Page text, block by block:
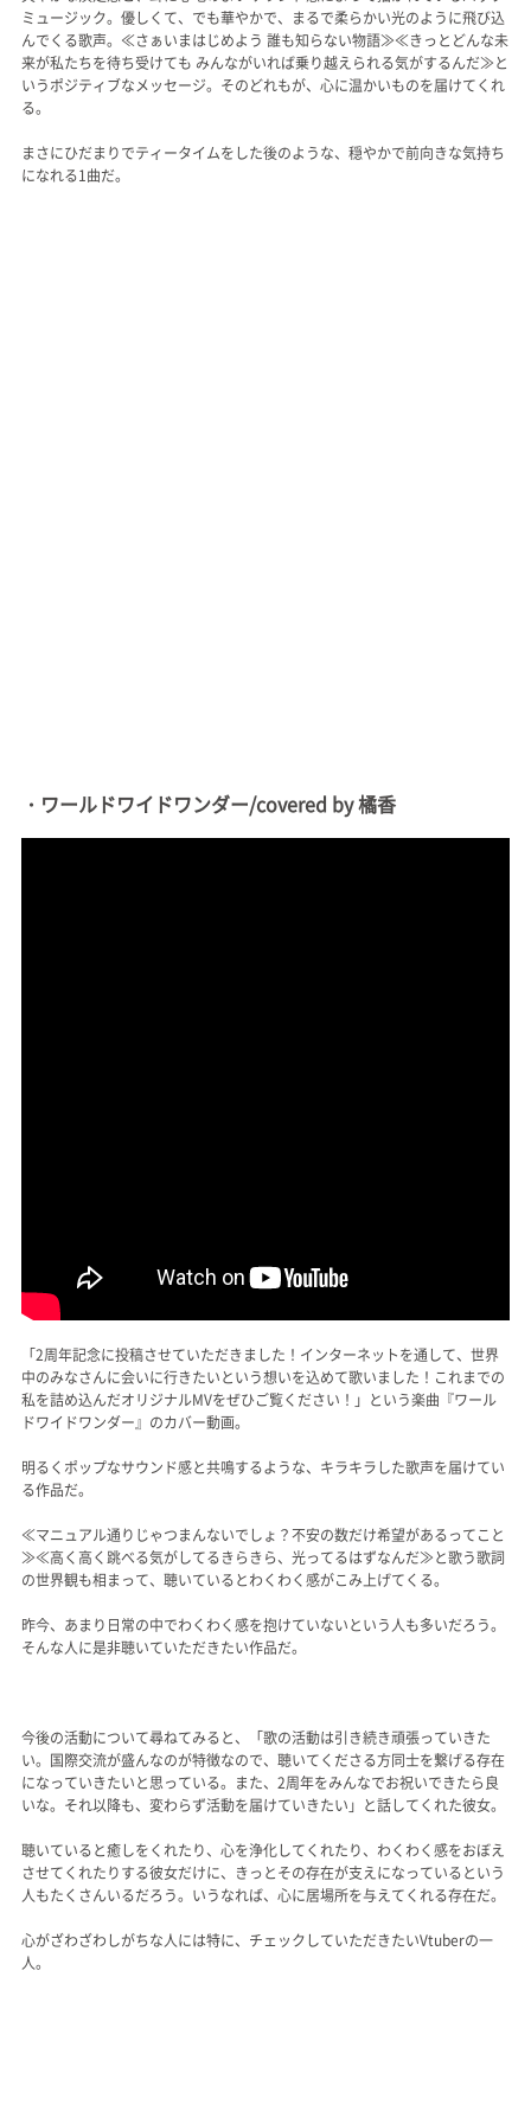
ミュージック。優しくて、でも華やかで、まるで柔らかい光のように飛び込
んでくる歌声。≪さぁいまはじめよう 誰も知らない物語≫≪きっとどんな未
来が私たちを待ち受けても みんながいれば乗り越えられる気がするんだ≫と
いうポジティブなメッセージ。そのどれもが、心に温かいものを届けてくれ
る。
まさにひだまりでティータイムをした後のような、穏やかで前向きな気持ち
になれる1曲だ。
・ワールドワイドワンダー/covered by 橘香
「2周年記念に投稿させていただきました！インターネットを通して、世界
中のみなさんに会いに行きたいという想いを込めて歌いました！これまでの
私を詰め込んだオリジナルMVをぜひご覧ください！」という楽曲『ワール
ドワイドワンダー』のカバー動画。
明るくポップなサウンド感と共鳴するような、キラキラした歌声を届けてい
る作品だ。
≪マニュアル通りじゃつまんないでしょ？不安の数だけ希望があるってこと
≫≪高く高く跳べる気がしてるきらきら、光ってるはずなんだ≫と歌う歌詞
の世界観も相まって、聴いているとわくわく感がこみ上げてくる。
昨今、あまり日常の中でわくわく感を抱けていないという人も多いだろう。
そんな人に是非聴いていただきたい作品だ。
今後の活動について尋ねてみると、「歌の活動は引き続き頑張っていきた
い。国際交流が盛んなのが特徴なので、聴いてくださる方同士を繋げる存在
になっていきたいと思っている。また、2周年をみんなでお祝いできたら良
いな。それ以降も、変わらず活動を届けていきたい」と話してくれた彼女。
聴いていると癒しをくれたり、心を浄化してくれたり、わくわく感をおぼえ
させてくれたりする彼女だけに、きっとその存在が支えになっているという
人もたくさんいるだろう。いうなれば、心に居場所を与えてくれる存在だ。
心がざわざわしがちな人には特に、チェックしていただきたいVtuberの一
人。